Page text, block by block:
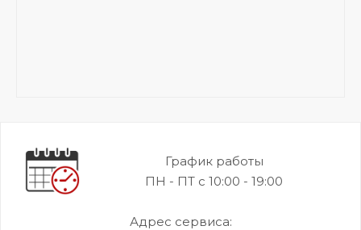
График работы
ПН - ПТ с 10:00 - 19:00
Адрес сервиса: